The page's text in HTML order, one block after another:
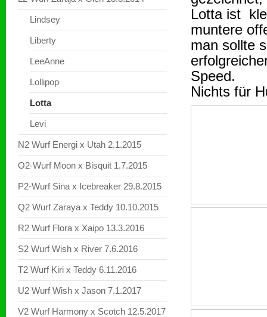
Lindsey
Liberty
LeeAnne
Lollipop
Lotta
Levi
N2 Wurf Energi x Utah 2.1.2015
O2-Wurf Moon x Bisquit 1.7.2015
P2-Wurf Sina x Icebreaker 29.8.2015
Q2 Wurf Zaraya x Teddy 10.10.2015
R2 Wurf Flora x Xaipo 13.3.2016
S2 Wurf Wish x River 7.6.2016
T2 Wurf Kiri x Teddy 6.11.2016
U2 Wurf Wish x Jason 7.1.2017
V2 Wurf Harmony x Scotch 12.5.2017
Lotta ist
muntere
man sollte
Speed.
Nichts für